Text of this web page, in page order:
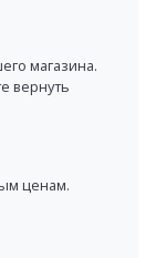
магазина.
вернуть
ценам.